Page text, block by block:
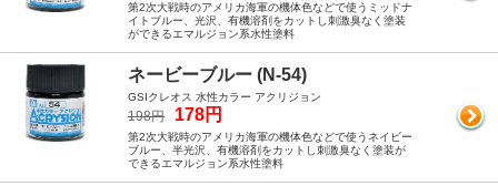
第2次大戦時のアメリカ海軍の機体色などで使うミッドナ
イトブルー、光沢、有機溶剤をカットし刺激臭なく塗装
ができるエマルジョン系水性塗料
ネービーブルー (N-54)
GSIクレオス 水性カラー アクリジョン
198円 178円
第2次大戦時のアメリカ海軍の機体色などで使うネイビー
ブルー、半光沢、有機溶剤をカットし刺激臭なく塗装が
できるエマルジョン系水性塗料